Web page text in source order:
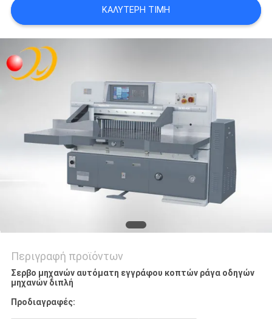
SITEMAP
PRIVACY
POLICY
ΚΑΛΎΤΕΡΗ ΤΙΜΉ
Περιγραφή προϊόντων
Σερβο μηχανών αυτόματη εγγράφου κοπτών ράγα οδηγών
μηχανών διπλή
Προδιαγραφές: